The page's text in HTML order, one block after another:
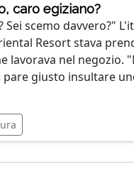
caro egiziano?
Sei scemo davvero?"
Resort stava
lavorava nel negozio.
giusto insultare